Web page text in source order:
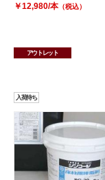
￥12,980/本 （税込）
アウトレット
入荷待ち